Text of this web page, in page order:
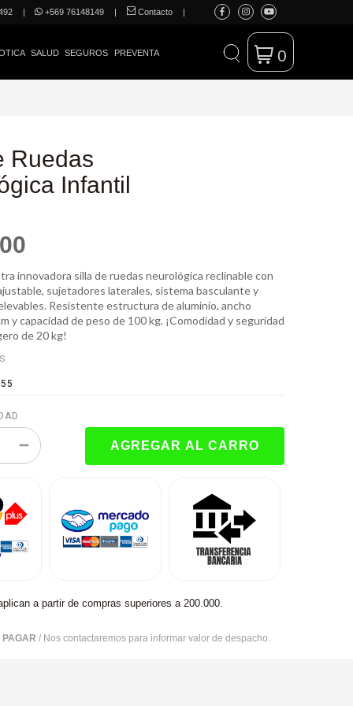
| +569 76148149 | Contacto |
SALUD SEGUROS PREVENTA 0
Ruedas
Infantil
innovadora silla de ruedas neurológica reclinable con
sujetadores laterales, sistema basculante y
Resistente estructura de aluminio, ancho
y capacidad de peso de 100 kg. ¡Comodidad y seguridad
de 20 kg!
a partir de compras superiores a 200.000.
PAGAR / Nos contactaremos para informar valor de despacho.